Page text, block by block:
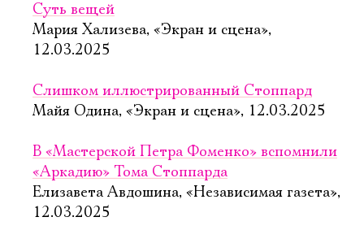
Суть вещей
Мария Хализева, «Экран и сцена»,
12.03.2025
Слишком иллюстрированный Стоппард
Майя Одина, «Экран и сцена», 12.03.2025
В «Мастерской Петра Фоменко» вспомнили
«Аркадию» Тома Стоппарда
Елизавета Авдошина, «Независимая газета»,
12.03.2025